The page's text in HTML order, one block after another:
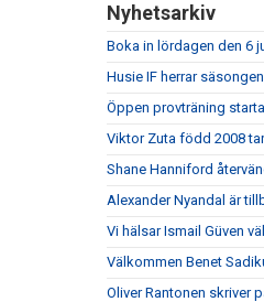
Nyhetsarkiv
Boka in lördagen den 6
Husie IF herrar
Öppen provträning
Viktor Zuta född 2008
Shane Hanniford
Alexander Nyandal är
Vi hälsar Ismail Güven
Välkommen Benet
Oliver Rantonen skriver